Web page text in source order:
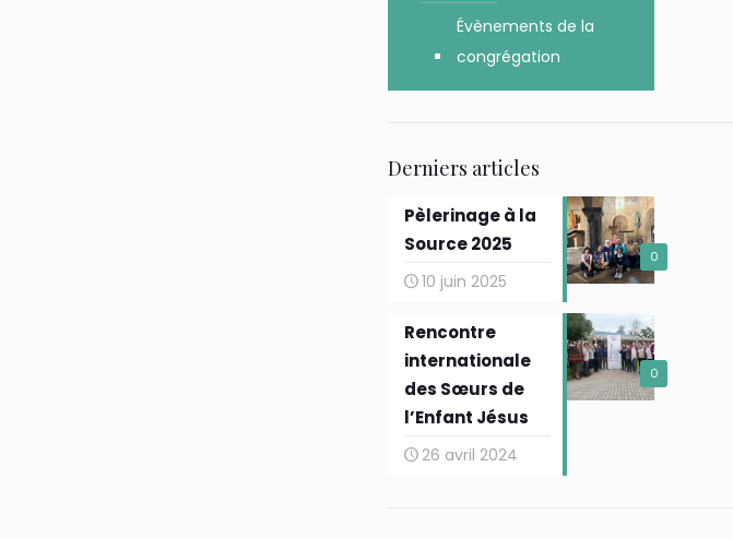
Évènements de la
congrégation
Derniers articles
0
Pèlerinage à la
Source 2025
10 juin 2025
0
Rencontre
internationale
des Sœurs de
l’Enfant Jésus
26 avril 2024